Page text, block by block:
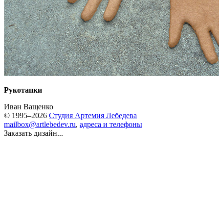
Рукотапки
Иван Ващенко
© 1995–2026 Студия Артемия Лебедева
mailbox@artlebedev.ru, адреса и телефоны
Заказать дизайн...